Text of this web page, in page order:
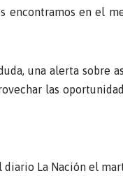
en el
una alerta sobre
las
La Nación el